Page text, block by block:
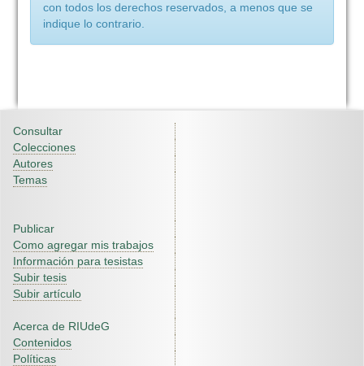
con todos los derechos reservados, a menos que se
indique lo contrario.
Consultar
Colecciones
Autores
Temas
Publicar
Como agregar mis trabajos
Información para tesistas
Subir tesis
Subir artículo
Acerca de RIUdeG
Contenidos
Políticas